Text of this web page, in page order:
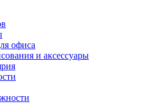
офиса
и аксессуары